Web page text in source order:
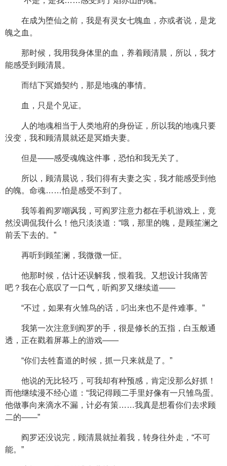
在成为堕仙之前，我是有灵女七魄血，亦或者说，是龙
魄之血。
那时候，我用我身体里的血，养着顾清晨，所以，我才
能感受到顾清晨。
而结下冥婚契约，那是地魂的事情。
血，只是个见证。
人的地魂相当于人类地府的身份证，所以我的地魂只要
没变，我和顾清晨就还是冥婚夫妻。
但是——感受魂魄这件事，恐怕和我无关了。
所以，顾清晨说，我们得有夫妻之实，我才能感受到他
的魄。命魂……怕是感受不到了。
我等着阎罗嘲讽我，可阎罗注意力都在手机游戏上，竟
然没调侃我什么！他只淡淡道：“哦，那里的魄，是顾笙澜之
前丢下去的。”
再听到顾笙澜，我微微一怔。
他那时候，估计还误解我，恨着我。又想设计我痛苦
吧？我在心底叹了一口气，听阎罗又继续道——
“不过，如果有火雏鸟的话，叼出来也不是件难事。”
我第一次注意到阎罗的手，很是修长的五指，白玉般通
透，正在戳着屏幕上的游戏——
“你们去牲畜道的时候，抓一只来就是了。”
他说的无比轻巧，可我却有种预感，肯定没那么好抓！
而他继续漫不经心道：“我记得顾二手里好像有一只雏鸟蛋。
他做事向来滴水不漏，计必有策……我真是想看你们去求顾
二的——”
阎罗还没说完，顾清晨就扯着我，转身往外走，“不可
能。”